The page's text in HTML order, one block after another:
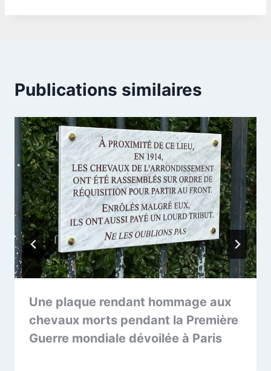
Publications similaires
Une plaque rendant hommage aux
chevaux morts pendant la Première
Guerre mondiale dévoilée à Paris